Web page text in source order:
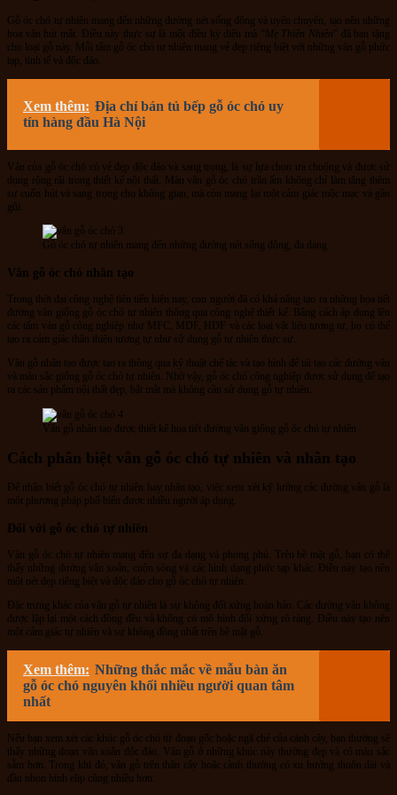
Gỗ óc chó tự nhiên mang đến những đường nét sống động và uyển chuyển, tạo nên những
hoa văn hút mắt. Điều này thực sự là một điều kỳ diệu mà “Mẹ Thiên Nhiên” đã ban tặng
cho loại gỗ này. Mỗi tấm gỗ óc chó tự nhiên mang vẻ đẹp riêng biệt với những vân gỗ phức
tạp, tinh tế và độc đáo.
Xem thêm: Địa chỉ bán tủ bếp gỗ óc chó uy
tín hàng đầu Hà Nội
Vân của gỗ óc chó có vẻ đẹp độc đáo và sang trọng, là sự lựa chọn ưa chuộng và được sử
dụng rộng rãi trong thiết kế nội thất. Màu vân gỗ óc chó trần ấm không chỉ làm tăng thêm
sự cuốn hút và sang trọng cho không gian, mà còn mang lại một cảm giác mộc mạc và gần
gũi.
Gỗ óc chó tự nhiên mang đến những đường nét sống động, đa dạng
Vân gỗ óc chó nhân tạo
Trong thời đại công nghệ tiên tiến hiện nay, con người đã có khả năng tạo ra những họa tiết
đường vân giống gỗ óc chó tự nhiên thông qua công nghệ thiết kế. Bằng cách áp dụng lên
các tấm ván gỗ công nghiệp như MFC, MDF, HDF và các loại vật liệu tương tự, họ có thể
tạo ra cảm giác thân thiện tương tự như sử dụng gỗ tự nhiên thực sự.
Vân gỗ nhân tạo được tạo ra thông qua kỹ thuật chế tác và tạo hình để tái tạo các đường vân
và màu sắc giống gỗ óc chó tự nhiên. Nhờ vậy, gỗ óc chó công nghiệp được sử dụng để tạo
ra các sản phẩm nội thất đẹp, bắt mắt mà không cần sử dụng gỗ tự nhiên.
Vân gỗ nhân tạo được thiết kế họa tiết đường vân giống gỗ óc chó tự nhiên
Cách phân biệt vân gỗ óc chó tự nhiên và nhân tạo
Để nhận biết gỗ óc chó tự nhiên hay nhân tạo, việc xem xét kỹ lưỡng các đường vân gỗ là
một phương pháp phổ biến được nhiều người áp dụng.
Đối với gỗ óc chó tự nhiên
Vân gỗ óc chó tự nhiên mang đến sự đa dạng và phong phú. Trên bề mặt gỗ, bạn có thể
thấy những đường vân xoắn, cuộn sóng và các hình dạng phức tạp khác. Điều này tạo nên
một nét đẹp riêng biệt và độc đáo cho gỗ óc chó tự nhiên.
Đặc trưng khác của vân gỗ tự nhiên là sự không đối xứng hoàn hảo. Các đường vân không
được lặp lại một cách đồng đều và không có mô hình đối xứng rõ ràng. Điều này tạo nên
một cảm giác tự nhiên và sự không đồng nhất trên bề mặt gỗ.
Xem thêm: Những thắc mắc về mẫu bàn ăn
gỗ óc chó nguyên khối nhiều người quan tâm
nhất
Nếu bạn xem xét các khúc gỗ óc chó từ đoạn gốc hoặc ngã chẻ của cành cây, bạn thường sẽ
thấy những đoạn vân xoắn độc đáo. Vân gỗ ở những khúc này thường đẹp và có màu sắc
sẫm hơn. Trong khi đó, vân gỗ trên thân cây hoặc cành thường có xu hướng thuôn dài và
đầu nhọn hình elip cũng nhiều hơn.